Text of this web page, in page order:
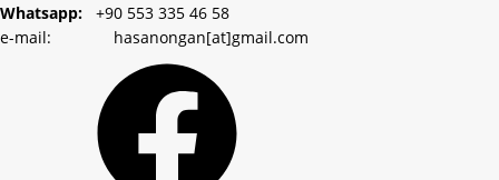
Whatsapp: +90 553 335 46 58
e-mail: hasanongan[at]gmail.com